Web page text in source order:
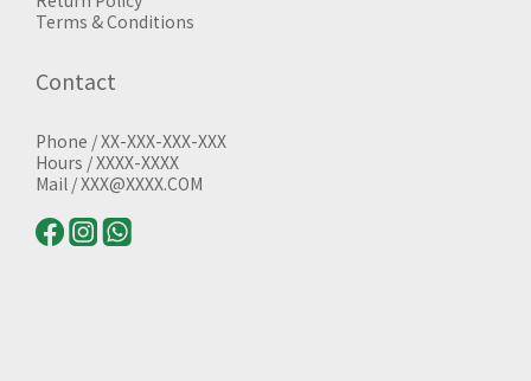
Terms & Conditions
Contact
Phone / XX-XXX-XXX-XXX
Hours / XXXX-XXXX
Mail / XXX@XXXX.COM